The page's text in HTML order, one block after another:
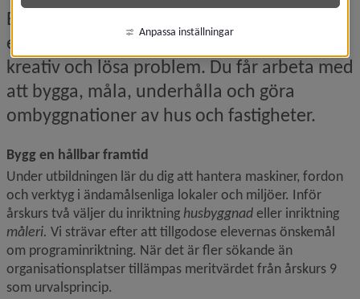
Bygg- och anläggningsprogrammet (BA) är
ett yrkesprogram för dig som vill vara
kreativ och lösa problem. Du får arbeta med
att bygga, måla, underhålla och göra
ombyggnationer av hus och fastigheter.
Bygg en hållbar framtid
Under utbildningen lär du dig att hantera maskiner, fordon
och verktyg i ändamålsenliga lokaler och miljöer. Inför
årskurs två väljer du inriktning husbyggnad
måleri. Vi strävar efter att tillgodose elevernas önskemål
om programinriktning. När det är fler sökande än
organisationsplatser tillämpas meritvärdet från årskurs 9
som urvalsprincip.
Anpassa inställningar